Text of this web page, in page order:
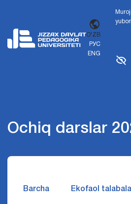
O'ZB
РУС
ENG
Ochiq darslar
Barcha Ekofaol